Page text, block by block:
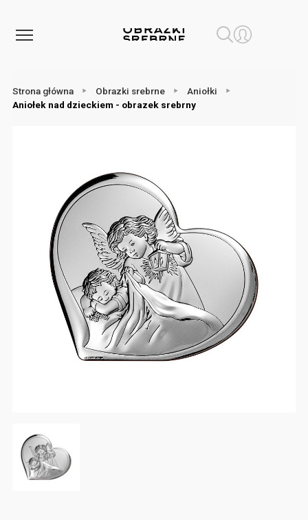
Strona główna Obrazki srebrne
Aniołki
Aniołek nad dzieckiem - obrazek srebrny